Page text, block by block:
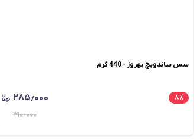
سس ساندویچ بهروز - 440 گرم
۸٪ ۲۸۵٫۰۰۰
۳۱۰٫۰۰۰